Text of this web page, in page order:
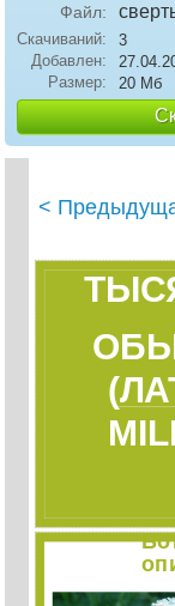
Файл:
Скачиваний:
3
Добавлен:
Размер:
20 Мб
<